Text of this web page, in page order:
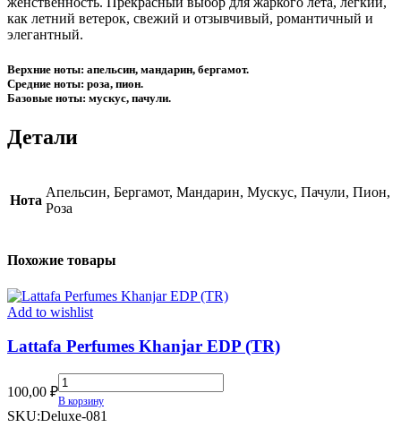
как летний ветерок, свежий и отзывчивый, романтичный и
элегантный.
Верхние ноты: апельсин, мандарин, бергамот.
Средние ноты: роза, пион.
Базовые ноты: мускус, пачули.
Детали
Нота
Апельсин, Бергамот, Мандарин, Мускус, Пачули, Пион,
Роза
Похожие товары
Add to wishlist
Lattafa Perfumes Khanjar EDP (TR)
100,00 ₽
Lattafa
Perfumes
Khanjar
В корзину
SKU:Deluxe-081